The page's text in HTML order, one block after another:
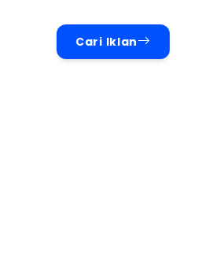
Cari Iklan